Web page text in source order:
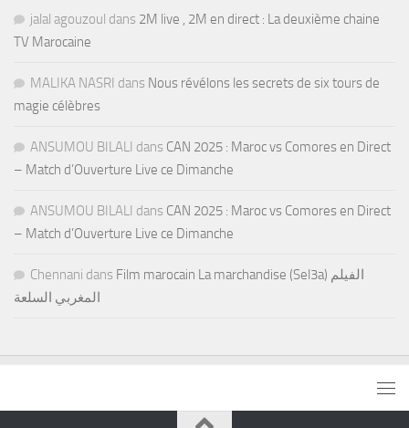
jalal agouzoul dans 2M live , 2M en direct : La deuxième chaine
TV Marocaine
MALIKA NASRI dans Nous révélons les secrets de six tours de
magie célèbres
ANSUMOU BILALI dans CAN 2025 : Maroc vs Comores en Direct
– Match d’Ouverture Live ce Dimanche
ANSUMOU BILALI dans CAN 2025 : Maroc vs Comores en Direct
– Match d’Ouverture Live ce Dimanche
Chennani dans Film marocain La marchandise (Sel3a) الفيلم
المغربي السلعة